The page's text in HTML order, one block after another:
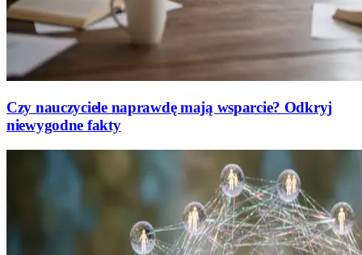
Czy nauczyciele naprawdę mają wsparcie? Odkryj
niewygodne fakty